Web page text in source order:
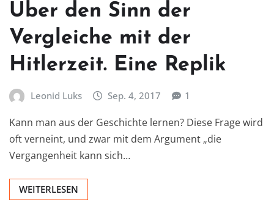
Über den Sinn der
Vergleiche mit der
Hitlerzeit. Eine Replik
Leonid Luks Sep. 4, 2017 1
Kann man aus der Geschichte lernen? Diese Frage wird
oft verneint, und zwar mit dem Argument „die
Vergangenheit kann sich…
WEITERLESEN